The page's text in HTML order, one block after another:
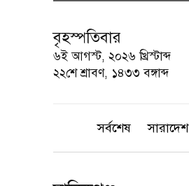
বৃহস্পতিবার
৬ই আগস্ট, ২০২৬ খ্রিস্টাব্দ
২২শে শ্রাবণ, ১৪৩৩ বঙ্গাব্দ
সর্বশেষ সারাদেশ